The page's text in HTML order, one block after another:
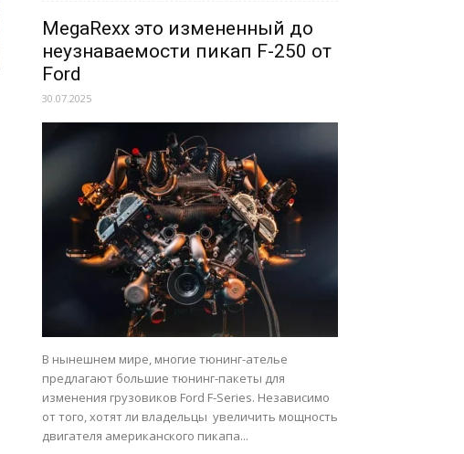
MegaRexx это измененный до
неузнаваемости пикап F-250 от
Ford
30.07.2025
В нынешнем мире, многие тюнинг-ателье
предлагают большие тюнинг-пакеты для
изменения грузовиков Ford F-Series. Независимо
от того, хотят ли владельцы увеличить мощность
двигателя американского пикапа...